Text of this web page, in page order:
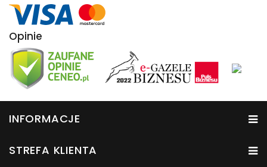
Opinie
INFORMACJE
STREFA KLIENTA